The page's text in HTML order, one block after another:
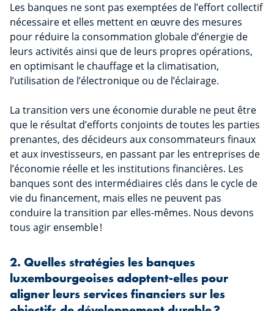
Les banques ne sont pas exemptées de l’effort collectif
nécessaire et elles mettent en œuvre des mesures
pour réduire la consommation globale d’énergie de
leurs activités ainsi que de leurs propres opérations,
en optimisant le chauffage et la climatisation,
l’utilisation de l’électronique ou de l’éclairage.
La transition vers une économie durable ne peut être
que le résultat d’efforts conjoints de toutes les parties
prenantes, des décideurs aux consommateurs finaux
et aux investisseurs, en passant par les entreprises de
l’économie réelle et les institutions financières. Les
banques sont des intermédiaires clés dans le cycle de
vie du financement, mais elles ne peuvent pas
conduire la transition par elles-mêmes. Nous devons
tous agir ensemble !
2. Quelles stratégies les banques
luxembourgeoises adoptent-elles pour
aligner leurs services financiers sur les